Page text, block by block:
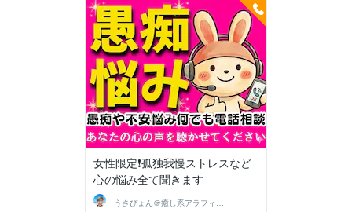
女性限定❗孤独我慢ストレスなど
心の悩み全て聞きます
うさぴょん＠癒し系アラフィフ心寄り添い人